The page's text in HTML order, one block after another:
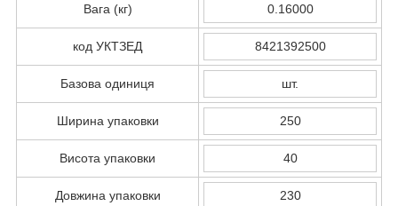
Вага (кг) 0.16000
код УКТЗЕД 8421392500
Базова одиниця шт.
Ширина упаковки 250
Висота упаковки 40
Довжина упаковки 230